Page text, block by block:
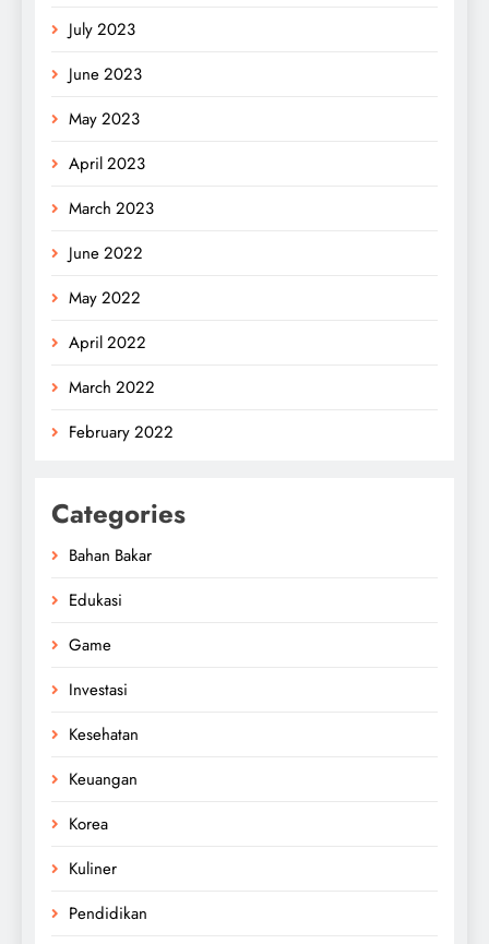
July 2023
June 2023
May 2023
April 2023
March 2023
June 2022
May 2022
April 2022
March 2022
February 2022
Categories
Bahan Bakar
Edukasi
Game
Investasi
Kesehatan
Keuangan
Korea
Kuliner
Pendidikan